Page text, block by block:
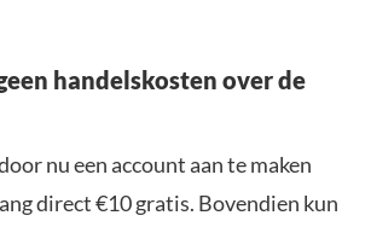
handelskosten over de
nu een account aan te maken
direct €10 gratis. Bovendien kun